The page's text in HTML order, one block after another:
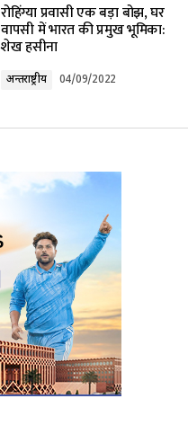
रोहिंग्या प्रवासी एक बड़ा बोझ, घर
वापसी में भारत की प्रमुख भूमिका:
शेख हसीना
अन्तर्राष्ट्रीय 04/09/2022